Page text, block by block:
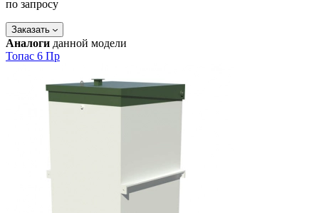
по запросу
Заказать
Аналоги данной модели
Топас 6 Пр